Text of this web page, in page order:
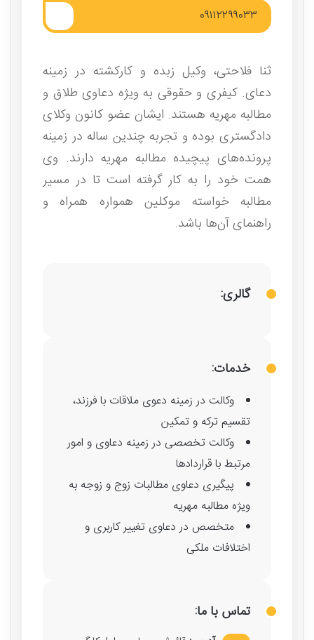
۰۹۱۱۲۲۹۹۰۳۳
ثنا فلاحتی، وکیل زبده و کارکشته در زمینه
دعای. کیفری و حقوقی به ویژه دعاوی طلاق و
مطالبه مهریه هستند. ایشان عضو کانون وکلای
دادگستری بوده و تجربه چندین ساله در زمینه
پرونده‌های پیچیده مطالبه مهریه دارند. وی
همت خود را به کار گرفته است تا در مسیر
مطالبه خواسته موکلین همواره همراه و
راهنمای آن‌ها باشد.
خدمات:
وکالت در زمینه دعوی ملاقات با فرزند،
تقسیم ترکه و تمکین
وکالت تخصصی در زمینه دعاوی و امور
مرتبط با قراردادها
پیگیری دعاوی مطالبات زوج و زوجه به
ویژه مطالبه مهریه
متخصص در دعاوی تغییر کاربری و
اختلافات ملکی
تماس با ما:
گالری: